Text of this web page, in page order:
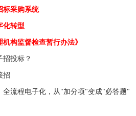
标采购系统
化转型
构监督检查暂行办法》
招投标？
招
全流程电子化，从"加分项"变成"必答题"